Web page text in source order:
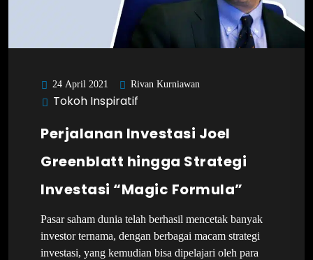
24 April 2021 Rivan Kurniawan
Tokoh Inspiratif
Perjalanan Investasi Joel
Greenblatt hingga Strategi
Investasi “Magic Formula”
Pasar saham dunia telah berhasil mencetak banyak
investor ternama, dengan berbagai macam strategi
investasi, yang kemudian bisa dipelajari oleh para